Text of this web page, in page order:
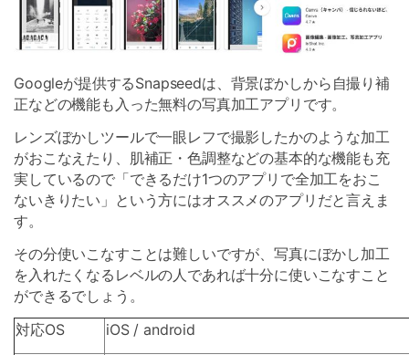
Googleが提供するSnapseedは、背景ぼかしから自撮り補
正などの機能も入った無料の写真加工アプリです。
レンズぼかしツールで一眼レフで撮影したかのような加工
がおこなえたり、肌補正・色調整などの基本的な機能も充
実しているので「できるだけ1つのアプリで全加工をおこ
ないきりたい」という方にはオススメのアプリだと言えま
す。
その分使いこなすことは難しいですが、写真にぼかし加工
を入れたくなるレベルの人であれば十分に使いこなすこと
ができるでしょう。
対応OS
iOS / android